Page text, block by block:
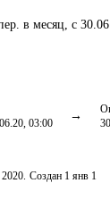
в месяц, с
03:00
. Создан 1 янв 1